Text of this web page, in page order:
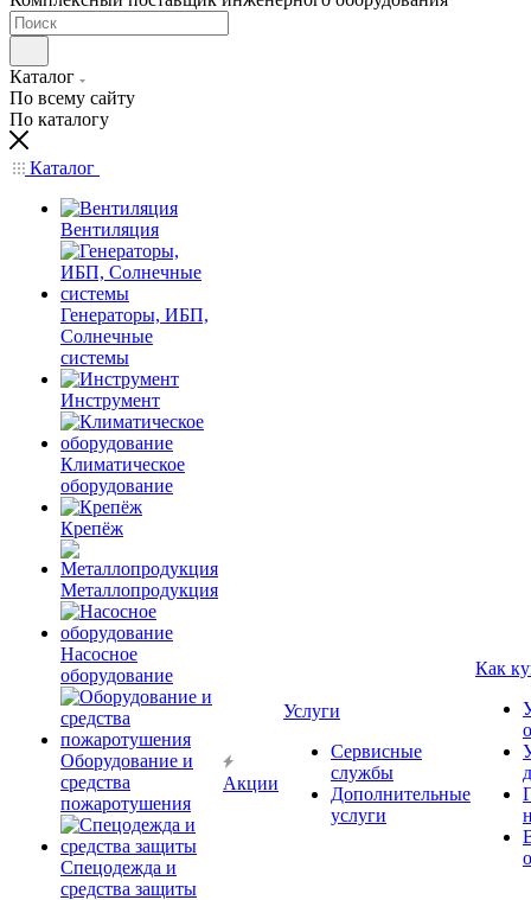
Каталог
По всему сайту
По каталогу
Каталог
Вентиляция
Генераторы, ИБП,
Солнечные
системы
Инструмент
Климатическое
оборудование
Крепёж
Металлопродукция
Насосное
оборудование
Оборудование и
средства
пожаротушения
Спецодежда и
средства защиты
Акции
Услуги
Сервисные
службы
Дополнительные
услуги
Как